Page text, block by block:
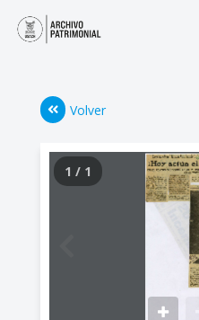
Volver
1 / 1